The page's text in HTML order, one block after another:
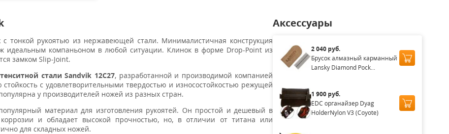
рукоятью из нержавеющей стали. Минималистичная конструкция
идеальным компаньоном в любой ситуации. Клинок в форме Drop-Point из
замком Slip-Joint.
стали Sandvik 12C27, разработанной и производимой компанией
с удовлетворительными твердостью и износостойкостью режущей
у производителей ножей из разных стран.
материал для изготовления рукоятей. Он простой и дешевый в
и обладает высокой прочностью, но, в отличии от титана или
для складных ножей.
Аксессуары
2 040 руб.
Брусок алмазный карманный
Lansky Diamond Pock...
1 900 руб.
EDC органайзер Dyag
HolderNylon V3 (Coyote)